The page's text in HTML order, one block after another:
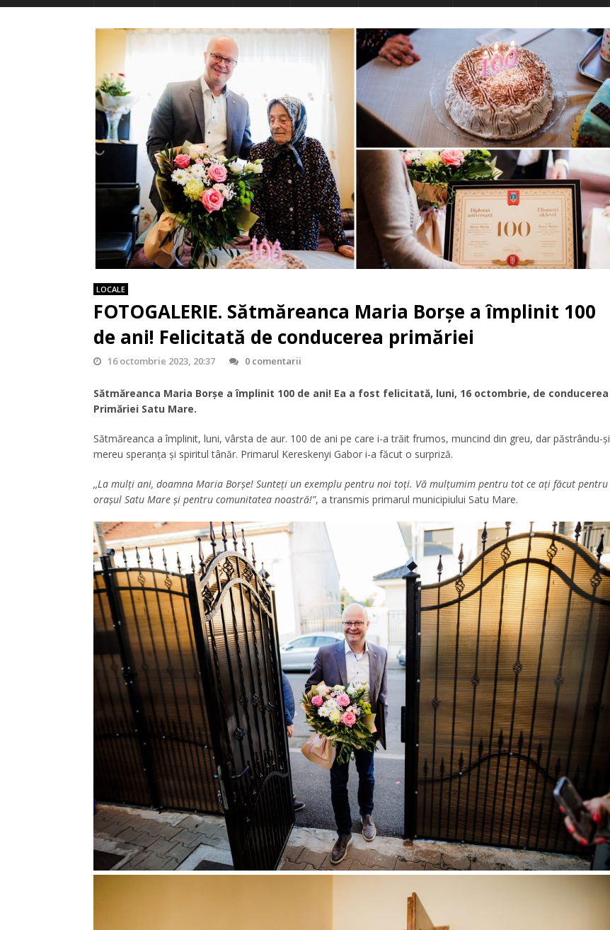
LOCALE
FOTOGALERIE. Sătmăreanca Maria Borșe a împlinit 100
de ani! Felicitată de conducerea primăriei
16 octombrie 2023, 20:37 0 comentarii
Sătmăreanca Maria Borșe a împlinit 100 de ani! Ea a fost felicitată, luni, 16 octombrie, de conducerea
Primăriei Satu Mare.
Sătmăreanca a împlinit, luni, vârsta de aur. 100 de ani pe care i-a trăit frumos, muncind din greu, dar păstrându-și
mereu speranța și spiritul tânăr. Primarul Kereskenyi Gabor i-a făcut o surpriză.
,,La mulți ani, doamna Maria Borșe! Sunteți un exemplu pentru noi toți. Vă mulțumim pentru tot ce ați făcut pentru
orașul Satu Mare și pentru comunitatea noastră!”, a transmis primarul municipiului Satu Mare.